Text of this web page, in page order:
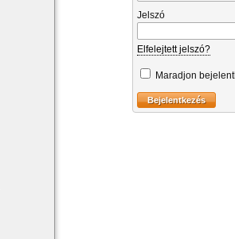
Jelszó
Elfelejtett jelszó?
Maradjon